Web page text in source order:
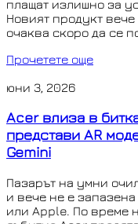
плащат излишно за
Новият продукт
очаква скоро да се
Прочетете още
юни 3, 2026
Acer влиза в
представи AR
Gemini
Пазарът на умни
и вече не е
или Apple. По време